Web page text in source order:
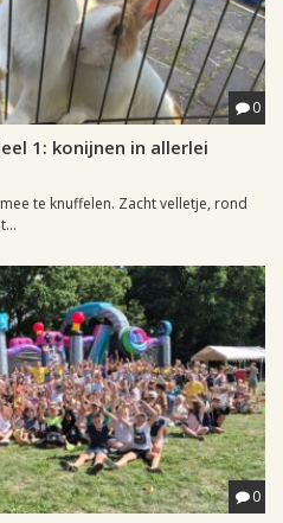
0
1: konijnen in allerlei
te knuffelen. Zacht velletje, rond
0